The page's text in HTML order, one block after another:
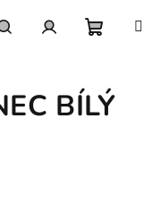
košík
BÍLÝ